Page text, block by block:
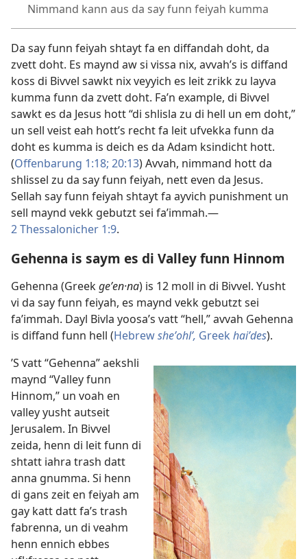
Nimmand kann aus da say funn feiyah kumma
Da say funn feiyah shtayt fa en diffandah doht, da
zvett doht. Es maynd aw si vissa nix, avvah’s is diffand
koss di Bivvel sawkt nix veyyich es leit zrikk zu layva
kumma funn da zvett doht. Fa’n example, di Bivvel
sawkt es da Jesus hott “di shlisla zu di hell un em doht,”
un sell veist eah hott’s recht fa leit ufvekka funn da
doht es kumma is deich es da Adam ksindicht hott.
(Offenbarung 1:18; 20:13) Avvah, nimmand hott da
shlissel zu da say funn feiyah, nett even da Jesus.
Sellah say funn feiyah shtayt fa ayvich punishment un
sell maynd vekk gebutzt sei fa’immah.​—
2 Thessalonicher 1:9.
Gehenna is saym es di Valley funn Hinnom
Gehenna (Greekgeʹen·na) is 12 moll in di Bivvel. Yusht
vi da say funn feiyah, es maynd vekk gebutzt sei
fa’immah. Dayl Bivla yoosa’s vatt “hell,” avvah Gehenna
is diffand funn hell (Hebrewsheʼohlʹ, Greek haiʹdes).
’S vatt “Gehenna” aekshli
maynd “Valley funn
Hinnom,” un voah en
valley yusht autseit
Jerusalem. In Bivvel
zeida, henn di leit funn di
shtatt iahra trash datt
anna gnumma. Si henn
di gans zeit en feiyah am
gay katt datt fa’s trash
fabrenna, un di veahm
henn ennich ebbes